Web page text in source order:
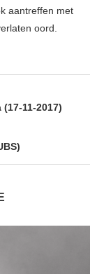
aantreffen met
oord.
11-2017 )